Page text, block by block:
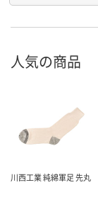
人気の商品
川西工業 純綿軍足 先丸